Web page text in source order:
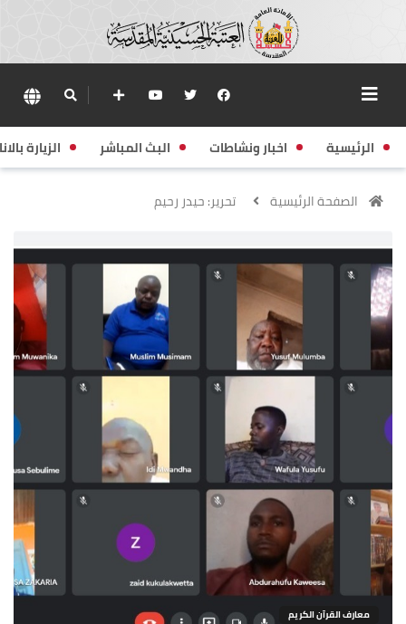
الرئيسية اخبار ونشاطات البث المباشر الزيارة
الصفحة الرئيسية تحرير: حيدر رحيم
معارف القرآن الكريم